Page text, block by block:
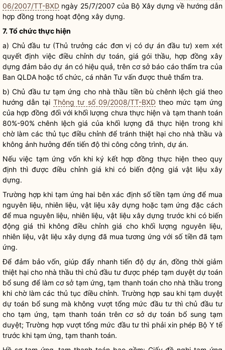
06/2007/TT-BXD ngày 25/7/2007 của Bộ Xây dựng về hướng dẫn
hợp đồng trong hoạt động xây dựng.
7. Tổ chức thực hiện
a) Chủ đầu tư (Thủ trưởng các đơn vị có dự án đầu tư) xem xét
quyết định việc điều chỉnh dự toán, giá gói thầu, hợp đồng xây
dựng đảm bảo dự án có hiệu quả, trên cơ sở báo cáo thẩm tra của
Ban QLDA hoặc tổ chức, cá nhân Tư vấn được thuê thẩm tra.
b) Chủ đầu tư tạm ứng cho nhà thầu tiền bù chênh lệch giá theo
hướng dẫn tạiThông tư số 09/2008/TT-BXDtheo mức tạm ứng
của hợp đồng đối với khối lượng chưa thực hiện và tạm thanh toán
80%-90% chênh lệch giá của khối lượng đã thực hiện trong khi
chờ làm các thủ tục điều chỉnh để tránh thiệt hại cho nhà thầu và
không ảnh hưởng đến tiến độ thi công công trình, dự án.
Nếu việc tạm ứng vốn khi ký kết hợp đồng thực hiện theo quy
định thì được điều chỉnh giá khi có biến động giá vật liệu xây
dựng.
Trường hợp khi tạm ứng hai bên xác định số tiền tạm ứng để mua
nguyên liệu, nhiên liệu, vật liệu xây dựng hoặc tạm ứng đặc cách
để mua nguyên liệu, nhiên liệu, vật liệu xây dựng trước khi có biến
động giá thì không điều chỉnh giá cho khối lượng nguyên liệu,
nhiên liệu, vật liệu xây dựng đã mua tương ứng với số tiền đã tạm
ứng.
Để đảm bảo vốn, giúp đẩy nhanh tiến độ dự án, đồng thời giảm
thiệt hại cho nhà thầu thì chủ đầu tư được phép tạm duyệt dự toán
bổ sung để làm cơ sở tạm ứng, tạm thanh toán cho nhà thầu trong
khi chờ làm các thủ tục điều chỉnh. Trường hợp sau khi tạm duyệt
dự toán bổ sung mà không vượt tổng mức đầu tư thì chủ đầu tư
cho tạm ứng, tạm thanh toán trên cơ sở dự toán bổ sung tạm
duyệt; Trường hợp vượt tổng mức đầu tư thì phải xin phép Bộ Y tế
trước khi tạm ứng, tạm thanh toán.